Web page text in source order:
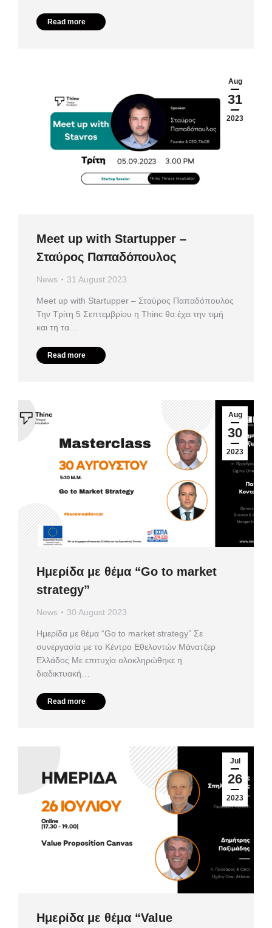
Read more
Aug
31
2023
Meet up with Startupper –
Σταύρος Παπαδόπουλος
News 31 August 2023
Meet up with Startupper – Σταύρος Παπαδόπουλος
Την Τρίτη 5 Σεπτεμβρίου η Thinc θα έχει την τιμή
και τη τα…
Read more
Aug
30
2023
Ημερίδα με θέμα “Go to market
strategy”
News 30 August 2023
Ημερίδα με θέμα “Go to market strategy” Σε
συνεργασία με το Κέντρο Εθελοντών Μάνατζερ
Ελλάδος Με επιτυχία ολοκληρώθηκε η
διαδικτυακή…
Read more
Jul
26
2023
Ημερίδα με θέμα “Value